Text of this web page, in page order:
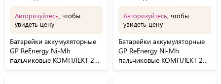
Авторизуйтесь , чтобы
увидеть цену
Батарейки аккумуляторные
GP ReEnergy Ni-Mh
пальчиковые КОМПЛЕКТ 2
Авторизуйтесь , чтобы
увидеть цену
Батарейки аккумуляторные
GP ReEnergy Ni-Mh
пальчиковые КОМПЛЕКТ 2